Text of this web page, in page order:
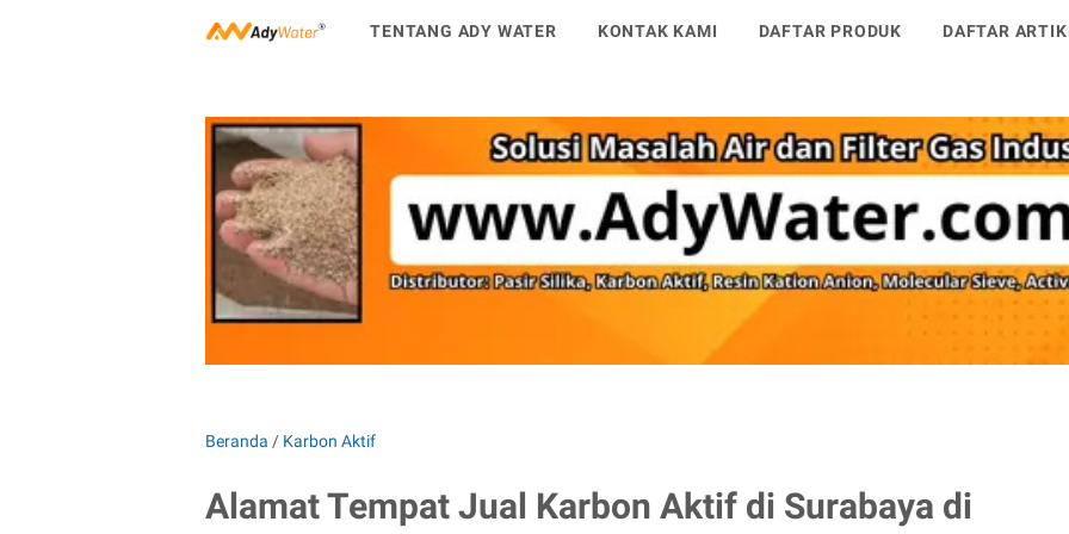
TENTANG ADY WATER KONTAK KAMI DAFTAR PRODUK DAFTAR
Beranda / Karbon Aktif
Alamat Tempat Jual Karbon Aktif di Surabaya di